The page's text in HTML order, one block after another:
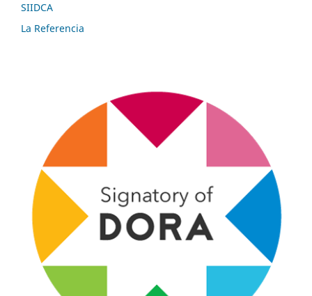
SIIDCA
La Referencia